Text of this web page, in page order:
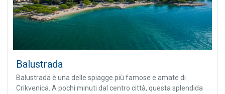
Balustrada
Balustrada è una delle spiagge più famose e amate di
Crikvenica. A pochi minuti dal centro città, questa splendida